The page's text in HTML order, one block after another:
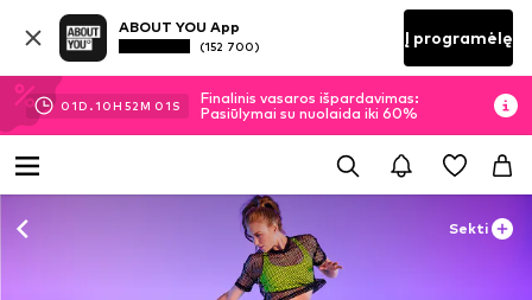
ABOUT YOU App
(152 700) Į programėlę
01D.10H 52M 01 S
Finalinis vasaros išpardavimas:
Pasiūlymai su nuolaida iki 60%
Sekti